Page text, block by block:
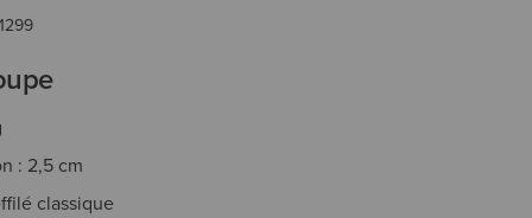
: 2,5 cm
classique